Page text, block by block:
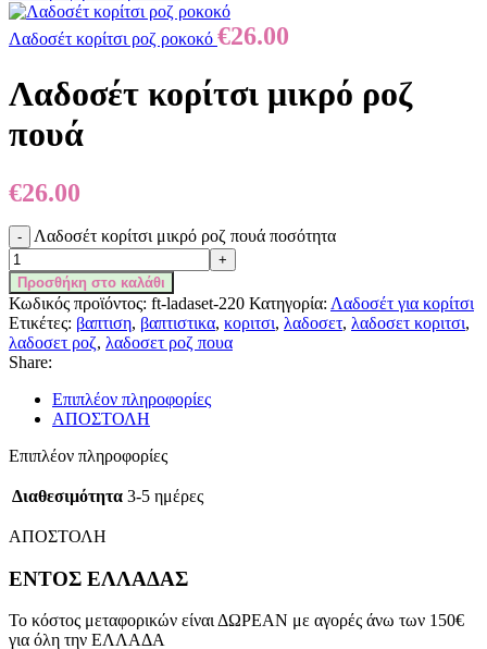
Λαδοσέτ κορίτσι ροζ ροκοκό €26.00
Λαδοσέτ κορίτσι μικρό ροζ
πουά
€26.00
Λαδοσέτ κορίτσι μικρό ροζ πουά ποσότητα
Προσθήκη στο καλάθι
Κωδικός προϊόντος: ft-ladaset-220 Κατηγορία: Λαδοσέτ για κορίτσι
Ετικέτες: βαπτιση, βαπτιστικα, κοριτσι, λαδοσετ, λαδοσετ κοριτσι,
λαδοσετ ροζ, λαδοσετ ροζ πουα
Share:
Επιπλέον πληροφορίες
ΑΠΟΣΤΟΛΗ
Επιπλέον πληροφορίες
Διαθεσιμότητα 3-5 ημέρες
ΑΠΟΣΤΟΛΗ
ΕΝΤΟΣ ΕΛΛΑΔΑΣ
Το κόστος μεταφορικών είναι ΔΩΡΕΑΝ με αγορές άνω των 150€
για όλη την ΕΛΛΑΔΑ